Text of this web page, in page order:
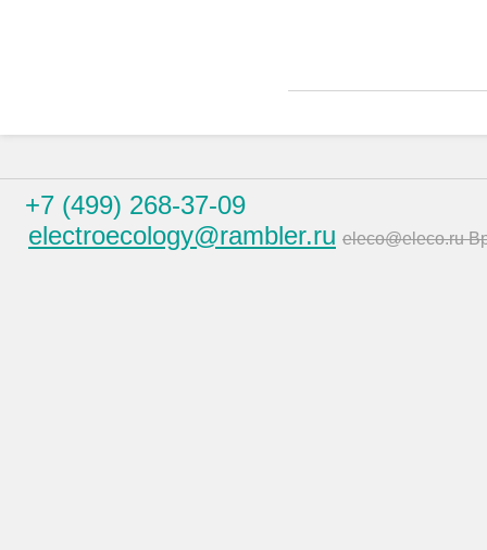
+7 (499) 268-37-09
electroecology@rambler.ru eleco@eleco.ru